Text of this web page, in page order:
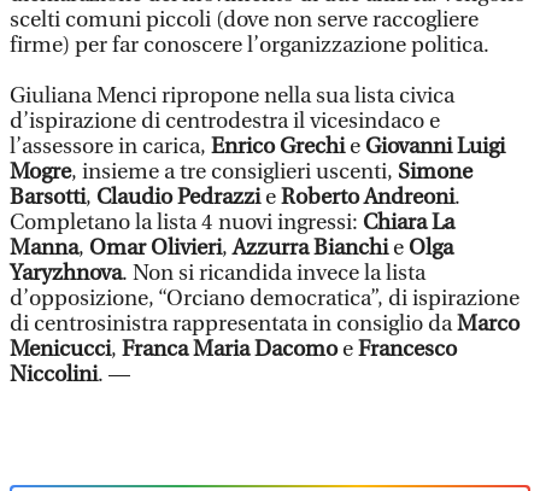
scelti comuni piccoli (dove non serve raccogliere
firme) per far conoscere l’organizzazione politica.
Giuliana Menci ripropone nella sua lista civica
d’ispirazione di centrodestra il vicesindaco e
l’assessore in carica, Enrico GrechieGiovanni Luigi
Mogre, insieme a tre consiglieri uscenti, Simone
Barsotti, Claudio PedrazzieRoberto Andreoni.
Completano la lista 4 nuovi ingressi: Chiara La
Manna, Omar Olivieri,Azzurra Bianchie Olga
Yaryzhnova. Non si ricandida invece la lista
d’opposizione, “Orciano democratica”, di ispirazione
di centrosinistra rappresentata in consiglio daMarco
Menicucci, Franca Maria DacomoeFrancesco
Niccolini. —